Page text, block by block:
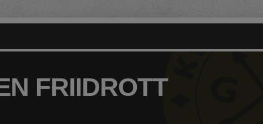
FRIIDROTT